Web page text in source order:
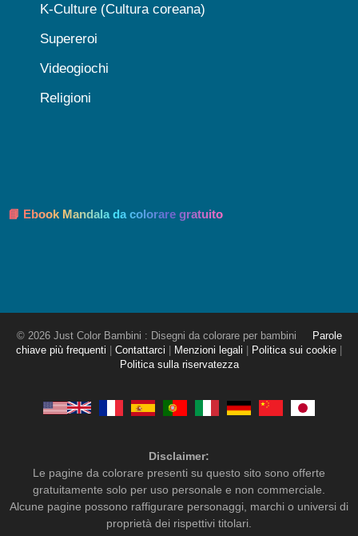
K-Culture (Cultura coreana)
Supereroi
Videogiochi
Religioni
📘 Ebook Mandala da colorare gratuito
© 2026 Just Color Bambini : Disegni da colorare per bambini
Parole
chiave più frequenti
Contattarci Menzioni legali Politica sui cookie
Politica sulla riservatezza
Disclaimer:
Le pagine da colorare presenti su questo sito sono offerte
gratuitamente solo per uso personale e non commerciale.
Alcune pagine possono raffigurare personaggi, marchi o universi di
proprietà dei rispettivi titolari.